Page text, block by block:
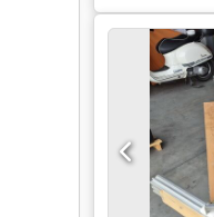
auf Anfrage